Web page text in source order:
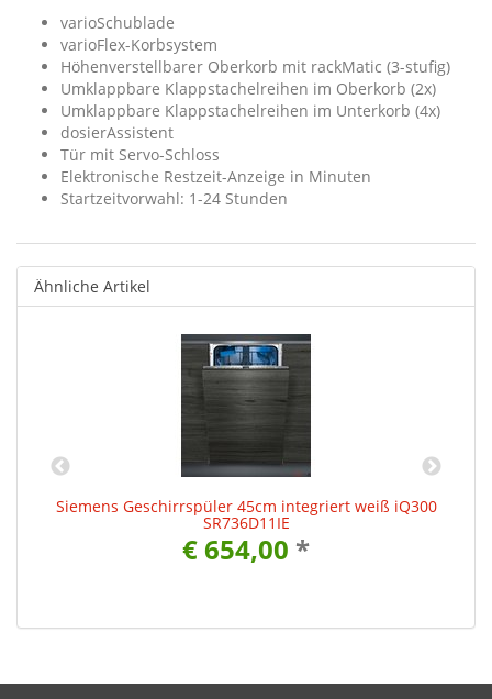
varioSchublade
varioFlex-Korbsystem
Höhenverstellbarer Oberkorb mit rackMatic (3-stufig)
Umklappbare Klappstachelreihen im Oberkorb (2x)
Umklappbare Klappstachelreihen im Unterkorb (4x)
dosierAssistent
Tür mit Servo-Schloss
Elektronische Restzeit-Anzeige in Minuten
Startzeitvorwahl: 1-24 Stunden
Ähnliche Artikel
Siemens Geschirrspüler 45cm integriert weiß iQ300
SR736D11IE
€ 654,00 *